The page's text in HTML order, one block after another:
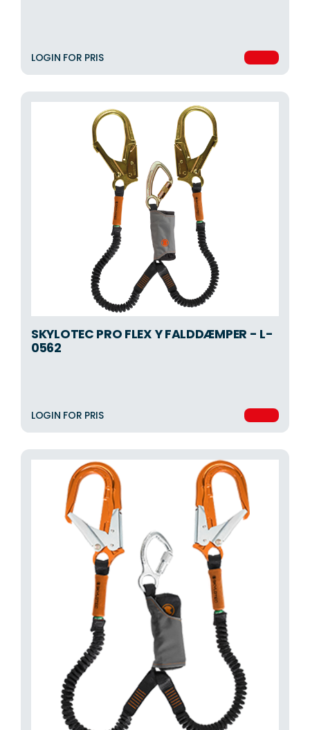
LOGIN FOR PRIS
SKYLOTEC PRO FLEX Y FALDDÆMPER - L-
0562
LOGIN FOR PRIS